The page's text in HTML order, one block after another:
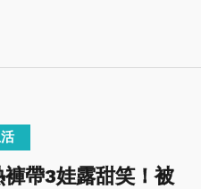
褲帶3娃露甜笑！被